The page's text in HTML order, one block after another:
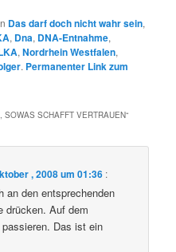
Das darf doch nicht wahr sein,
, Dna, DNA-Entnahme,
,Nordrhein Westfalen,
. Permanenter Link zum
SOWAS SCHAFFT VERTRAUEN“
, 2008 um 01:36 :
an den entsprechenden
drücken. Auf dem
Das ist ein